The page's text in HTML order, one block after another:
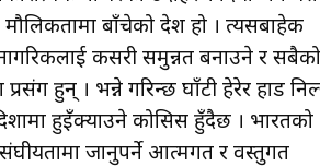
बाँचेको देश हो । त्यसबाहेक
कसरी समुन्नत बनाउने र सबैको
हुन् । भन्ने गरिन्छ घाँटी हेरेर हाड
हुइँक्याउने कोसिस हुँदैछ । भारतको
जानुपर्ने आत्मगत र वस्तुगत